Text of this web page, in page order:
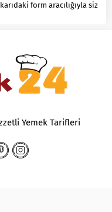
form aracılığıyla siz
Yemek Tarifleri